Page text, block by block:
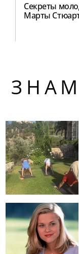
Секреты
Марты